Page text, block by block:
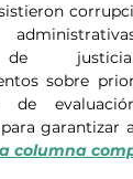
sobre
de
garantizar
columna